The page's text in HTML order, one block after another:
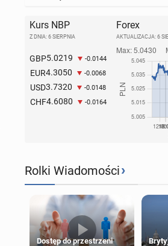
Kurs NBP
Z DNIA: 6 SIERPNIA
GBP5.0219 -0.0144
EUR4.3050 -0.0068
USD3.7320 -0.0148
CHF4.6080 -0.0164
Forex
AKTUALIZACJA: 6
Rolki Wiadomości›
Dostęp do przestrzeni